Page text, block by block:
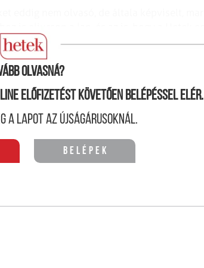
kapjanak hétről hétre.
olvasná?
előfizetést követően belépéssel elér.
a lapot az újságárusoknál.
Belépek